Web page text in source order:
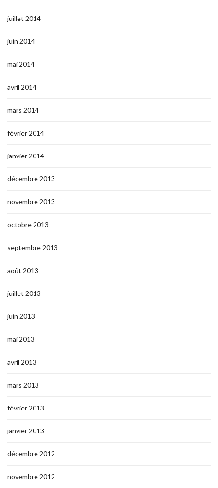
juillet 2014
juin 2014
mai 2014
avril 2014
mars 2014
février 2014
janvier 2014
décembre 2013
novembre 2013
octobre 2013
septembre 2013
août 2013
juillet 2013
juin 2013
mai 2013
avril 2013
mars 2013
février 2013
janvier 2013
décembre 2012
novembre 2012